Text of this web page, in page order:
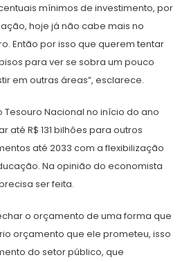
mínimos de investimento, por
hoje já não cabe mais no
Então por isso que querem tentar
para ver se sobra um pouco
em outras áreas”, esclarece.
Nacional no início do ano
até R$ 131 bilhões para outros
até 2033 com a flexibilização
Na opinião do economista
ser feita.
o orçamento de uma forma que
orçamento que ele prometeu, isso
do setor público, que